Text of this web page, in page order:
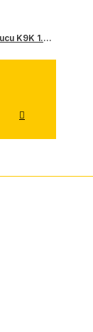
Yağ Soğutucu K9K 1.5 Dci Megane 2-3 Fluence Clio 4 Laguna 3 213059324R